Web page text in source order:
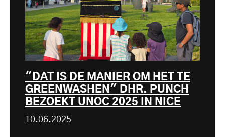
"DAT IS DE MANIER OM HET TE
GREENWASHEN" DHR. PUNCH
BEZOEKT UNOC 2025 IN NICE
10.06.2025